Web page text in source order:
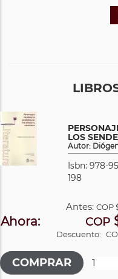
LOS
Autor:
Isbn: 978-
198
Antes:COP
Ahora: COP
Descuento: